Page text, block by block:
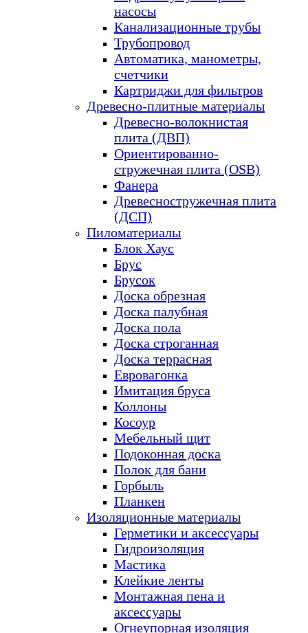
насосы
Канализационные трубы
Трубопровод
Автоматика, манометры,
счетчики
Картриджи для фильтров
Древесно-плитные материалы
Древесно-волокнистая
плита (ДВП)
Ориентированно-
стружечная плита (OSB)
Фанера
Древесностружечная плита
(ДСП)
Пиломатериалы
Блок Хаус
Брус
Брусок
Доска обрезная
Доска палубная
Доска пола
Доска строганная
Доска террасная
Евровагонка
Имитация бруса
Коллоны
Косоур
Мебельный щит
Подоконная доска
Полок для бани
Горбыль
Планкен
Изоляционные материалы
Герметики и аксессуары
Гидроизоляция
Мастика
Клейкие ленты
Монтажная пена и
аксессуары
Огнеупорная изоляция